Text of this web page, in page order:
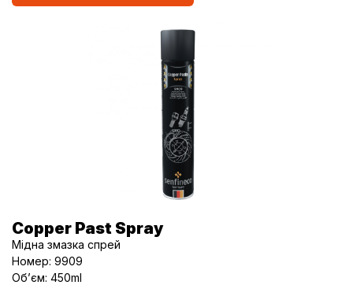
Copper Past Spray
Мідна змазка спрей
Номер: 9909
Об’єм: 450ml